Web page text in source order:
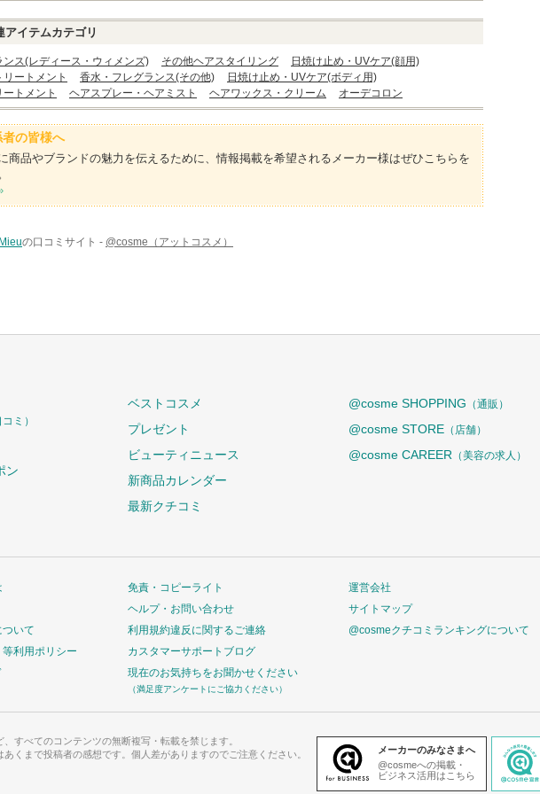
アイテムカテゴリ
ンス(レディース・ウィメンズ) その他ヘアスタイリング
日焼け止め・UVケア(顔用)
ートメント
香水・フレグランス(その他)
日焼け止め・UVケア(ボディ用)
トメント
ヘアスプレー・ヘアミスト ヘアワックス・クリーム オーデコロン
の皆様へ
商品やブランドの魅力を伝えるために、情報掲載を希望されるメーカー様はぜひこちらを
の口コミサイト - @cosme（アットコスメ）
ミ）
ン
ベストコスメ
プレゼント
ビューティニュース
新商品カレンダー
最新クチコミ
@cosme SHOPPING （通販）
@cosme STORE （店舗）
@cosme CAREER （美容の求人）
いて
利用ポリシー
免責・コピーライト
ヘルプ・お問い合わせ
利用規約違反に関するご連絡
カスタマーサポートブログ
現在のお気持ちをお聞かせください
（満足度アンケートにご協力ください）
運営会社
サイトマップ
@cosmeクチコミランキングについて
すべてのコンテンツの無断複写・転載を禁じます。
あくまで投稿者の感想です。個人差がありますのでご注意ください。
メーカーのみなさまへ
@cosmeへの掲載・
ビジネス活用はこちら